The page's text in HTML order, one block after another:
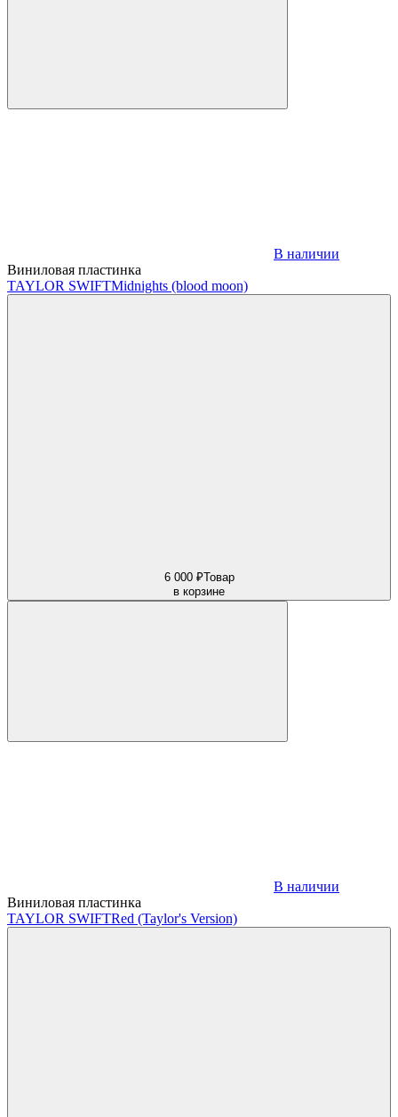
В наличии
Виниловая пластинка
TAYLOR SWIFTMidnights (blood moon)
6 000 ₽Товар
в корзине
В наличии
Виниловая пластинка
TAYLOR SWIFTRed (Taylor's Version)